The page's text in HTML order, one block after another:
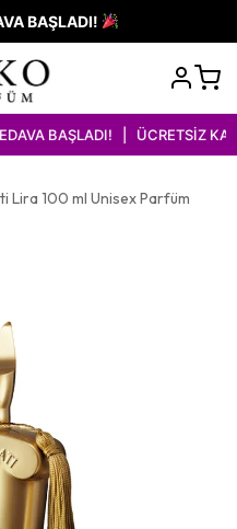
BAŞLADI!
BAŞLADI! | ÜCRETSİZ
Lira 100 ml Unisex Parfüm